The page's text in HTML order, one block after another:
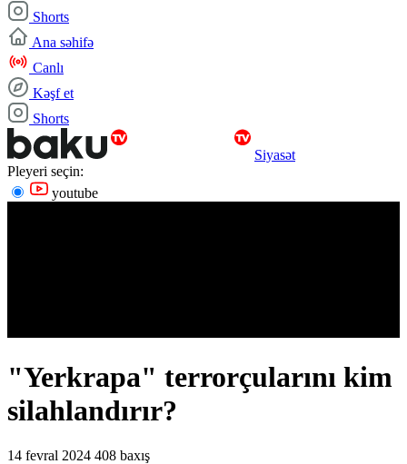
Shorts
Ana səhifə
Canlı
Kəşf et
Shorts
Siyasət
Pleyeri seçin:
youtube
"Yerkrapa" terrorçularını kim
silahlandırır?
14 fevral 2024 408 baxış